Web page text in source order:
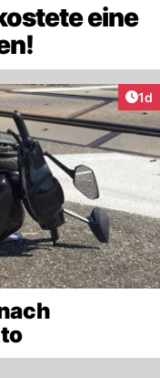
eine
1d